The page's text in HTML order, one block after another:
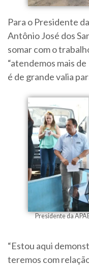
Para o Presidente
Antônio José dos
somar com o
“atendemos mais
é de grande valia
Presidente da
“Estou aqui
teremos com